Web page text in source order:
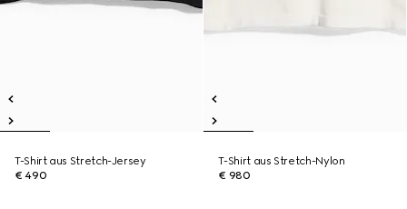
T-Shirt aus Stretch-Jersey
€ 490
T-Shirt aus Stretch-Nylon
€ 980